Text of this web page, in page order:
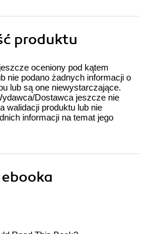
produktu
oceniony pod kątem
nie podano żadnych informacji o
lub są one niewystarczające.
Dostawca jeszcze nie
walidacji produktu lub nie
informacji na temat jego
ebooka